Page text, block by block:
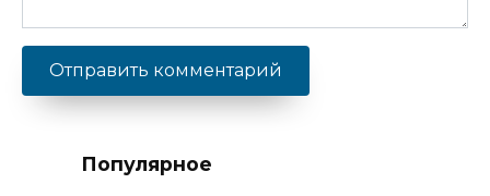
Популярное